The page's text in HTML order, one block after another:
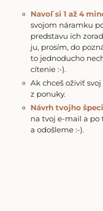
Navoľ si 1 až 4
svojom náramku
predstavu ich
ju, prosím, do
to jednoducho
cítenie :-).
Ak chceš oživiť
z ponuky.
Návrh tvojho
na tvoj e-mail a po
a odošleme :-).